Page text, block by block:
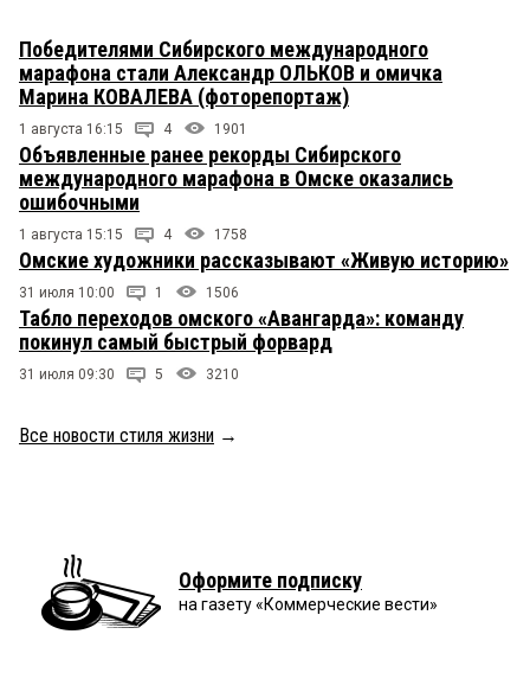
Победителями Сибирского международного
марафона стали Александр ОЛЬКОВ и омичка
Марина КОВАЛЕВА (фоторепортаж)
1 августа 16:15 4 1901
Объявленные ранее рекорды Сибирского
международного марафона в Омске оказались
ошибочными
1 августа 15:15 4 1758
Омские художники рассказывают «Живую историю»
31 июля 10:00 1 1506
Табло переходов омского «Авангарда»: команду
покинул самый быстрый форвард
31 июля 09:30 5 3210
Все новости стиля жизни →
Оформите подписку
на газету «Коммерческие вести»